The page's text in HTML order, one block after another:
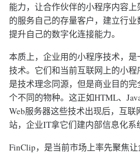
能力，让合作伙伴的小程序内容
的服务自己的存量客户，建立行
提升自己的数字化连接能力。
本质上，企业用的小程序技术，是
技术。它们和当前互联网上的小
是技术理念同源，但是商业目的
个不同的物种。这正如HTML、
Web服务器这些技术出现后，互联
站，企业IT拿它们建内部信息化系
FinClip，是当前市场上率先聚焦让